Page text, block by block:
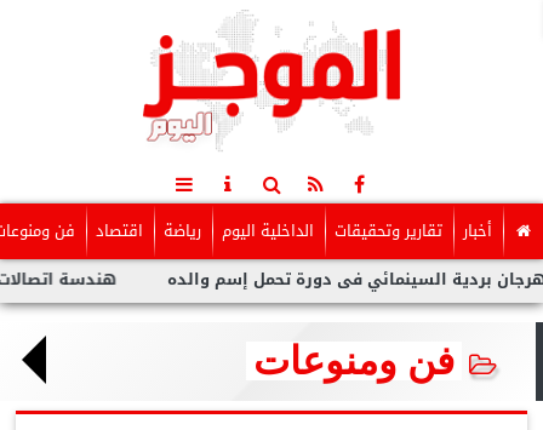
أخبار تقارير وتحقيقات الداخلية اليوم رياضة اقتصاد فن
هندسة اتصالات CIC تطلق أول طائرة مسيرة ذكية بالتعاون مع وزارة الدفاع المصرية فى دورة تحمل إسم والده
فن ومنوعات